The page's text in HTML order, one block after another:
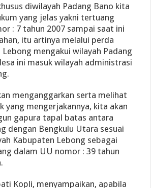
diwilayah Padang Bano kita
yang jelas yakni tertuang
: 7 tahun 2007 sampai saat ini
itu artinya melalui perda
mengakui wilayah Padang
ini masuk wilayah administrasi
menganggarkan serta melihat
yang mengerjakannya, kita akan
gapura tapal batas antara
dengan Bengkulu Utara sesuai
Kabupaten Lebong sebagai
dalam UU nomor : 39 tahun
Kopli, menyampaikan, apabila